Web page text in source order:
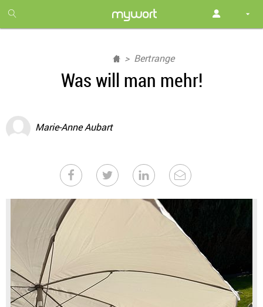
month
free
Bertrange
Was will man mehr!
Marie-Anne Aubart